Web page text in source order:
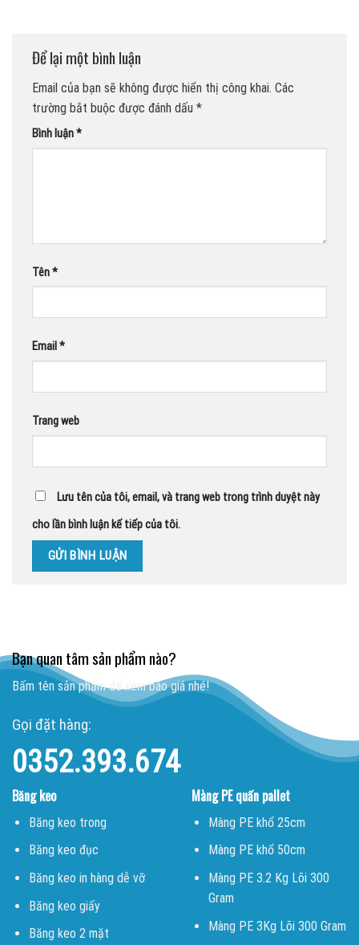
Để lại một bình luận
Email của bạn sẽ không được hiển thị công khai. Các
trường bắt buộc được đánh dấu *
Bình luận*
Tên*
Email *
Trang web
Lưu tên của tôi, email, và trang web trong trình duyệt này
cho lần bình luận kế tiếp của tôi.
Bạn quan tâm sản phẩm nào?
Bấm tên sản phẩm để xem báo giá nhé!
Gọi đặt hàng:
0352.393.674
Băng keo
Băng keo trong
Băng keo đục
Băng keo in hàng dễ vỡ
Băng keo giấy
Băng keo 2 mặt
Màng PE quấn pallet
Màng PE khổ 25cm
Màng PE khổ 50cm
Màng PE 3.2 Kg Lõi 300
Gram
Màng PE 3Kg Lõi 300 Gram